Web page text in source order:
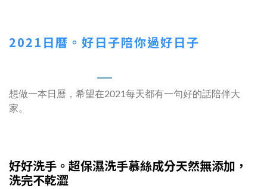
2021日曆。好日子陪你過好日子
想做一本日曆，希望在2021每天都有一句好的話陪伴大
家。
好好洗手。超保濕洗手慕絲成分天然無添加，
洗完不乾澀